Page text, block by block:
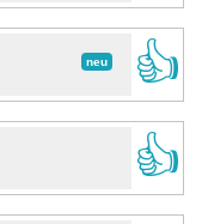
neu
👍
👍